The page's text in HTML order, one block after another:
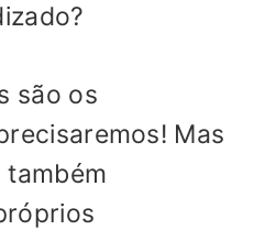
são os
Mas
também